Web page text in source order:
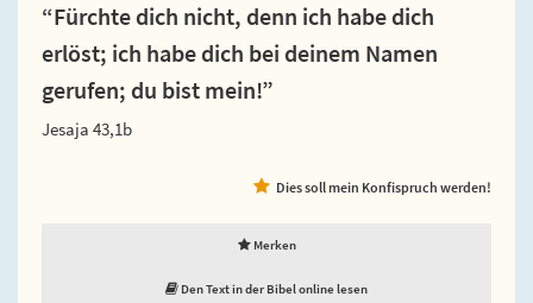
“Fürchte dich nicht, denn ich habe dich
erlöst; ich habe dich bei deinem Namen
gerufen; du bist mein!”
Jesaja 43,1b
Dies soll mein Konfispruch werden!
Merken
Den Text in der Bibel online lesen